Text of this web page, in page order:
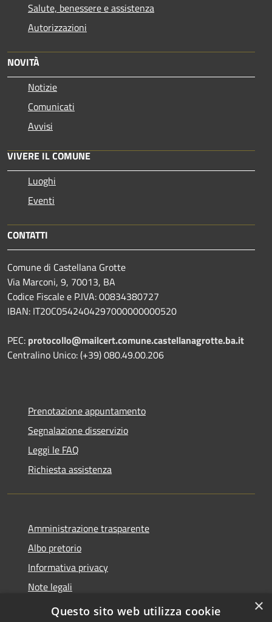
Salute, benessere e assistenza
Autorizzazioni
NOVITÀ
Notizie
Comunicati
Avvisi
VIVERE IL COMUNE
Luoghi
Eventi
CONTATTI
Comune di Castellana Grotte
Via Marconi, 9, 70013, BA
Codice Fiscale e P.IVA: 00834380727
IBAN: IT20C0542404297000000000520
PEC: protocollo@mailcert.comune.castellanagrotte.ba.it
Centralino Unico: (+39) 080.49.00.206
Prenotazione appuntamento
Segnalazione disservizio
Leggi le FAQ
Richiesta assistenza
Amministrazione trasparente
Albo pretorio
Informativa privacy
Note legali
Dichiarazione di accessibilità
×
Questo sito web utilizza cookie